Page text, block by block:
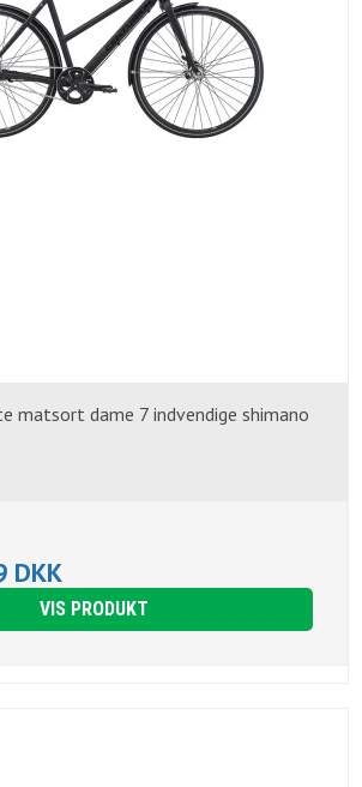
matsort dame 7 indvendige shimano
DKK
VIS PRODUKT